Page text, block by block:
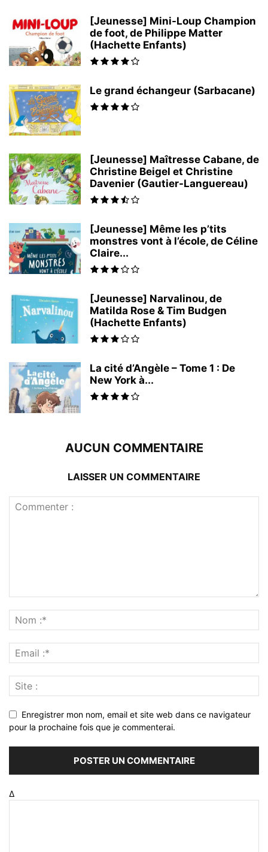
[Jeunesse] Mini-Loup Champion
de foot, de Philippe Matter
(Hachette Enfants)
Le grand échangeur (Sarbacane)
[Jeunesse] Maîtresse Cabane, de
Christine Beigel et Christine
Davenier (Gautier-Languereau)
[Jeunesse] Même les p’tits
monstres vont à l’école, de Céline
Claire...
[Jeunesse] Narvalinou, de
Matilda Rose & Tim Budgen
(Hachette Enfants)
La cité d’Angèle – Tome 1 : De
New York à...
AUCUN COMMENTAIRE
LAISSER UN COMMENTAIRE
Enregistrer mon nom, email et site web dans ce navigateur
pour la prochaine fois que je commenterai.
Δ